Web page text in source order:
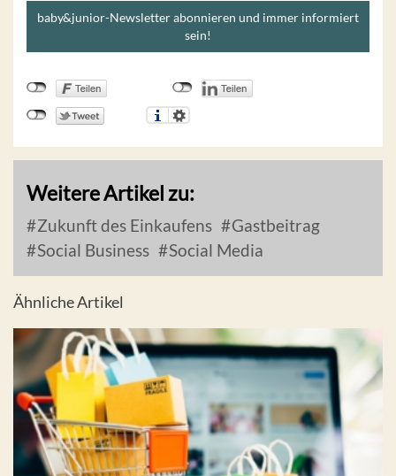
baby&junior-Newsletter abonnieren und immer informiert
sein!
Weitere Artikel zu:
Zukunft des Einkaufens
Gastbeitrag
Social Business
Social Media
Ähnliche Artikel